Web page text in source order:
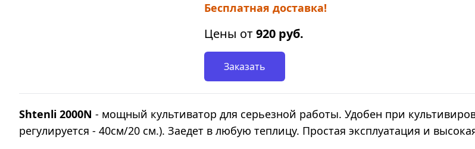
Бесплатная доставка!
Цены от920 руб.
Заказать
Shtenli 2000N - мощный культиватор для серьезной работы. Удобен при
регулируется - 40см/20 см.). Заедет в любую теплицу. Простая эксплуатация и